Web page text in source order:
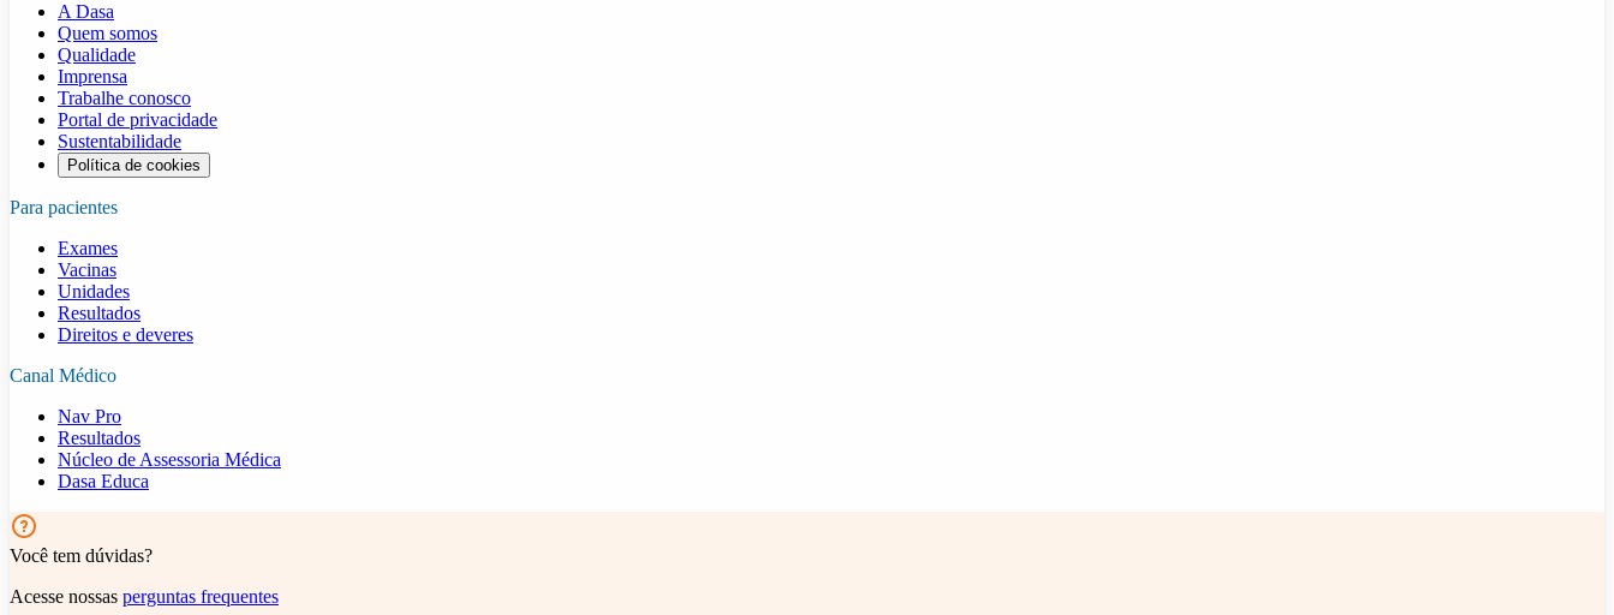
A Dasa
Quem somos
Qualidade
Imprensa
Trabalhe conosco
Portal de privacidade
Sustentabilidade
Política de cookies
Para pacientes
Exames
Vacinas
Unidades
Resultados
Direitos e deveres
Canal Médico
Nav Pro
Resultados
Núcleo de Assessoria Médica
Dasa Educa
Você tem dúvidas?
Acesse nossas perguntas frequentes